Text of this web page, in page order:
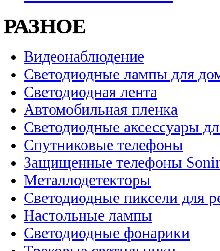
РАЗНОЕ
Видеонаблюдение
Светодиодные лампы для
Светодиодная лента
Автомобильная пленка
Светодиодные аксессуары
Спутниковые телефоны
Защищенные телефоны
Металлодетекторы
Светодиодные пиксели для
Настольные лампы
Светодиодные фонарики